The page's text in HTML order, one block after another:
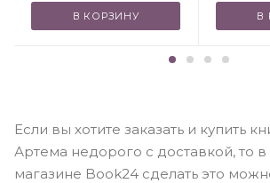
В КОРЗИНУ В
Если вы хотите заказать и купить
Артема недорого с доставкой, то в
магазине Book24 сделать это